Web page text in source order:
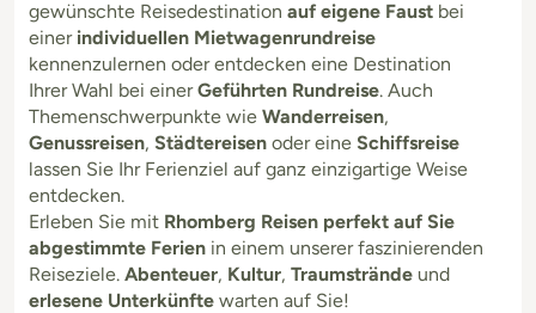
gewünschte Reisedestination auf eigene Faust bei
einer individuellen Mietwagenrundreise
kennenzulernen oder entdecken eine Destination
Ihrer Wahl bei einerGeführten Rundreise. Auch
Themenschwerpunkte wie Wanderreisen,
Genussreisen, Städtereisen oder eine Schiffsreise
lassen Sie Ihr Ferienziel auf ganz einzigartige Weise
entdecken.
Erleben Sie mit Rhomberg Reisen perfekt auf Sie
abgestimmte Ferien in einem unserer faszinierenden
Reiseziele. Abenteuer, Kultur, Traumstrände und
erlesene Unterkünfte warten auf Sie!